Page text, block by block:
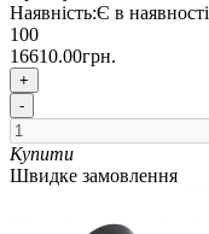
Наявність:Є в наявності
100
16610.00грн.
+
-
Купити
Швидке замовлення